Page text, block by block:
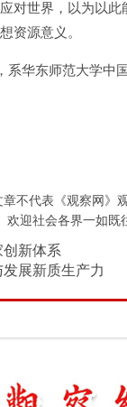
对世界，以为以
资源意义。
师范大学中国
不代表《观察网》
迎社会各界一如既
新体系
展新质生产力